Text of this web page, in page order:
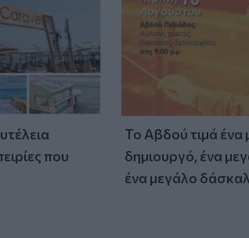
που
Το Αβδού τιμά ένα
δημιουργό, ένα
ένα μεγάλο